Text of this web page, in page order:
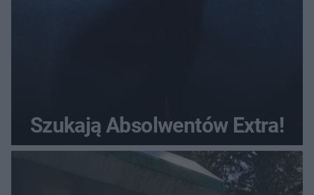
Szukają Absolwentów Extra!